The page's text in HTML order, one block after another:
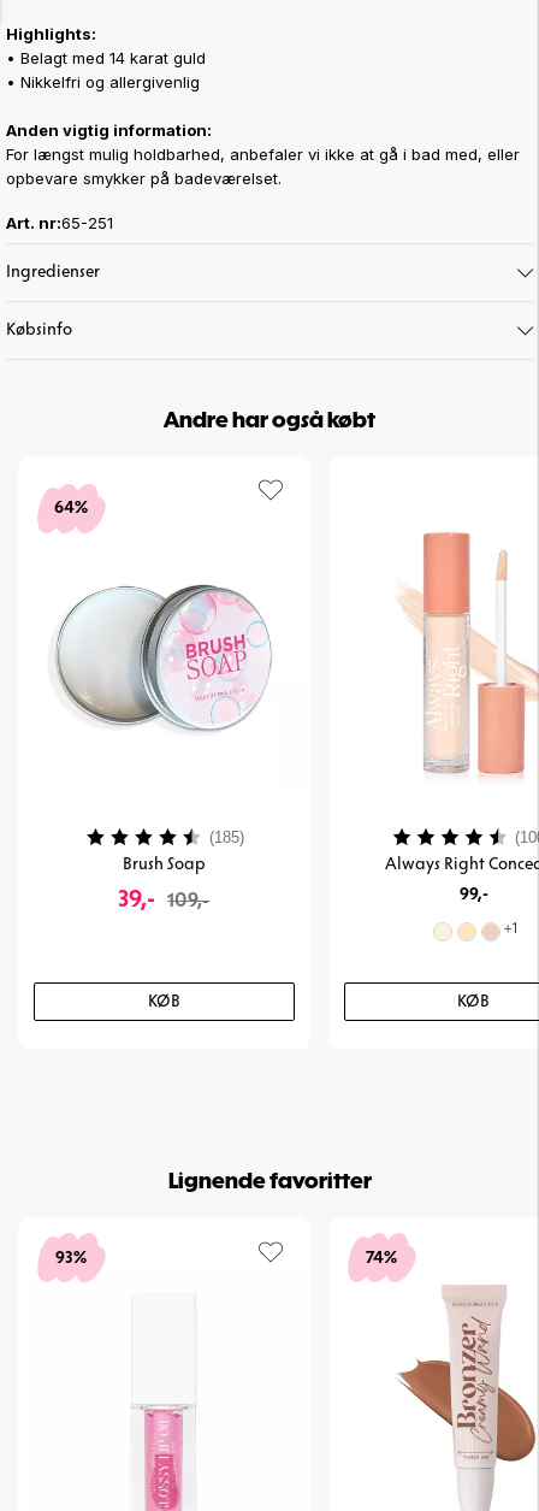
Highlights:
• Belagt med 14 karat guld
• Nikkelfri og allergivenlig
Anden vigtig information:
For længst mulig holdbarhed, anbefaler vi ikke at gå i bad med, eller
opbevare smykker på badeværelset.
Art. nr:65-251
Ingredienser
Købsinfo
Andre har også købt
64%
Brush Soap
39,- 109,-
KØB
Vurdering: (185)4.4 ud af 5 stjerner
Always Right
99,-
+1
KØB
Vurdering:
Lignende favoritter
93% 74%